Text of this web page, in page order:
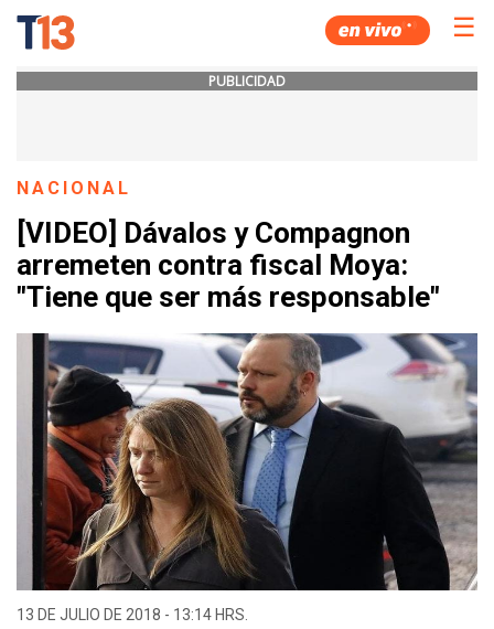
☰
PUBLICIDAD
NACIONAL
[VIDEO] Dávalos y Compagnon
arremeten contra fiscal Moya:
"Tiene que ser más responsable"
13 DE JULIO DE 2018 - 13:14 HRS.